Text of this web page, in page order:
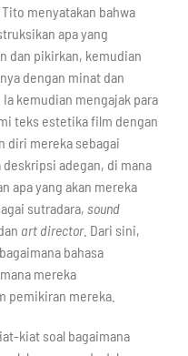
menyatakan bahwa
apa yang
dan pikirkan, kemudian
dengan minat dan
kemudian mengajak para
teks estetika film dengan
diri mereka sebagai
adegan, di mana
apa yang akan mereka
sutradara, sound
art director. Dari sini,
bahasa
mereka
pemikiran mereka.
kiat soal bagaimana